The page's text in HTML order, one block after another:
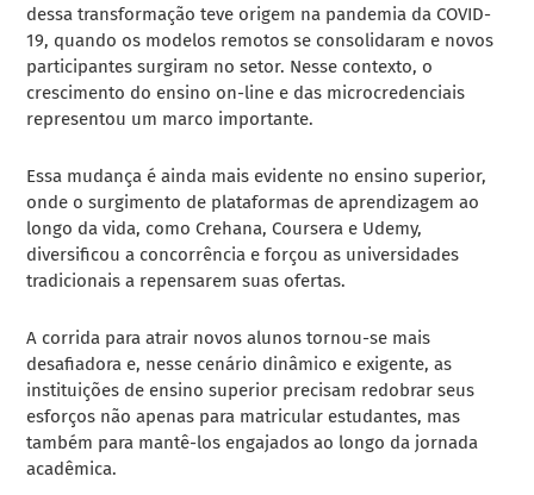
dessa transformação teve origem na pandemia da COVID-
19, quando os modelos remotos se consolidaram e novos
participantes surgiram no setor. Nesse contexto, o
crescimento do ensino on-line e das microcredenciais
representou um marco importante.
Essa mudança é ainda mais evidente no ensino superior,
onde o surgimento de plataformas de aprendizagem ao
longo da vida, como Crehana, Coursera e Udemy,
diversificou a concorrência e forçou as universidades
tradicionais a repensarem suas ofertas.
A corrida para atrair novos alunos tornou-se mais
desafiadora e, nesse cenário dinâmico e exigente, as
instituições de ensino superior precisam redobrar seus
esforços não apenas para matricular estudantes, mas
também para mantê-los engajados ao longo da jornada
acadêmica.